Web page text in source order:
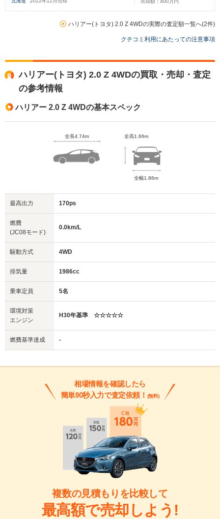
売却額： 400万円
ハリアー(トヨタ) 2.0 Z 4WDの実際の査定額一覧へ(2件)
クチコミ利用にあたっての注意事項
ハリアー(トヨタ) 2.0 Z 4WDの買取・売却・査定
の参考情報
ハリアー 2.0 Z 4WDの基本スペック
全長4.74m 全高1.66m
全幅1.86m
最高出力 170ps
燃費
(JC08モード)
0.0km/L
駆動方式 4WD
排気量 1986cc
乗車定員 5名
環境対策
エンジン
H30年基準 ☆☆☆☆☆
燃費基準達成 -
相場情報を確認したら
簡単90秒入力で査定依頼！ (無料)
複数の見積もりを比較して
最高額で売却しよう!